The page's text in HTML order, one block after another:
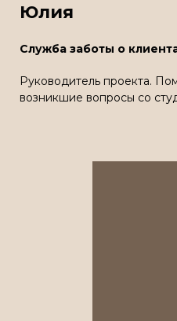
Юлия
Служба заботы о
Руководитель проекта.
возникшие вопросы со